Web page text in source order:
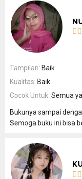
 
Tampilan: Baik
Kualitas: Baik
Cocok Untuk: Semua
Bukunya sampai
Semoga buku ini bisa
 